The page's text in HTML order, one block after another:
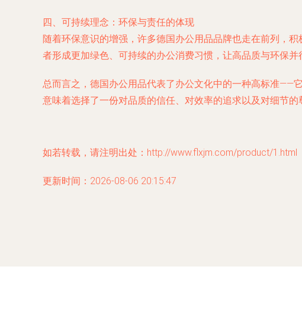
四、可持续理念：环保与责任的体现
随着环保意识的增强，许多德国办公用品品牌也走在前列，
者形成更加绿色、可持续的办公消费习惯，让高品质与环保并
总而言之，德国办公用品代表了办公文化中的一种高标准——
意味着选择了一份对品质的信任、对效率的追求以及对细节
如若转载，请注明出处：http://www.flxjm.com/product/1.html
更新时间：2026-08-06 20:15:47